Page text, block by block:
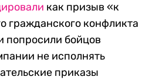
как призыв «к
гражданского конфликта
попросили бойцов
не исполнять
приказы